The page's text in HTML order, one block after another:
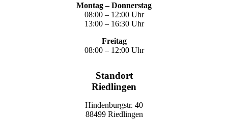
Montag – Donnerstag
08:00 – 12:00 Uhr
13:00 – 16:30 Uhr
Freitag
08:00 – 12:00 Uhr
Standort
Riedlingen
Hindenburgstr. 40
88499 Riedlingen